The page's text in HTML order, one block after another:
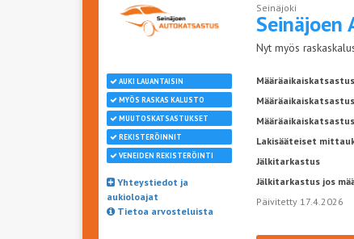
Seinäjoki
Seinäjoen
Nyt myös
AUKI LAUANTAISIN
MYÖS RASKAS KALUSTO
MUUTOSKATSASTUKSET
REKISTERÖINNIT
VENEIDEN REKISTERÖINTI
Yhteystiedot ja
aukioloajat
Tietoa arvosteluista
Määräaikaiskatsastus
Lakisääteiset
Jälkitarkastus
Jälkitarkastus jos
Päivitetty 17.4.2026